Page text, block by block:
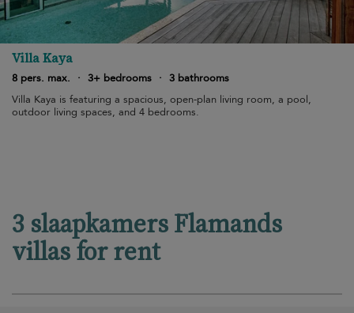
Villa Kaya
8 pers. max. · 3+ bedrooms · 3 bathrooms
Villa Kaya is featuring a spacious, open-plan living room, a pool,
outdoor living spaces, and 4 bedrooms.
3 slaapkamers Flamands
villas for rent